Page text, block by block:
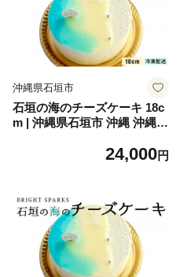
沖縄県石垣市
石垣の海のチーズケーキ 18c
m | 沖縄県石垣市 沖縄 沖縄県
石垣島 送料無料 チーズケー
24,000円